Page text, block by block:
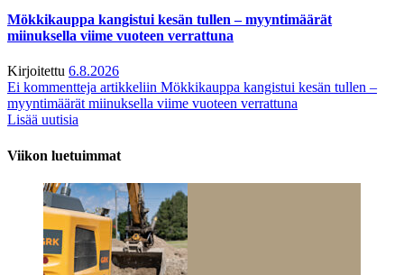
Mökkikauppa kangistui kesän tullen – myyntimäärät
miinuksella viime vuoteen verrattuna
Kirjoitettu 6.8.2026
Ei kommentteja artikkeliin Mökkikauppa kangistui kesän tullen –
myyntimäärät miinuksella viime vuoteen verrattuna
Lisää uutisia
Viikon luetuimmat